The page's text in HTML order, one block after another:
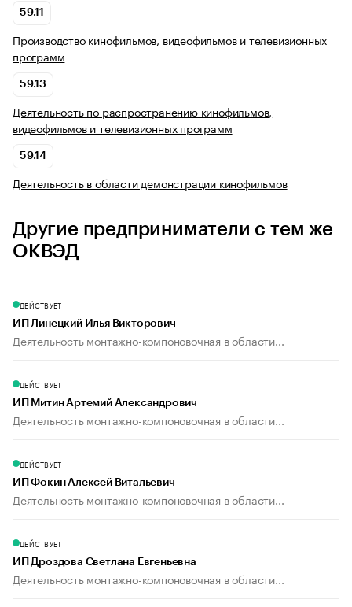
59.11
Производство кинофильмов, видеофильмов и телевизионных
программ
59.13
Деятельность по распространению кинофильмов,
видеофильмов и телевизионных программ
59.14
Деятельность в области демонстрации кинофильмов
Другие предприниматели с тем же
ОКВЭД
ДЕЙСТВУЕТ
ИП Линецкий Илья Викторович
Деятельность монтажно-компоновочная в области...
ДЕЙСТВУЕТ
ИП Митин Артемий Александрович
Деятельность монтажно-компоновочная в области...
ДЕЙСТВУЕТ
ИП Фокин Алексей Витальевич
Деятельность монтажно-компоновочная в области...
ДЕЙСТВУЕТ
ИП Дроздова Светлана Евгеньевна
Деятельность монтажно-компоновочная в области...